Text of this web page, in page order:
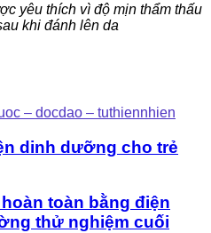
yêu thích vì độ mịn thẩm thấu
khi đánh lên da
– docdao – tuthiennhien
dinh dưỡng cho trẻ
toàn bằng điện
thử nghiệm cuối